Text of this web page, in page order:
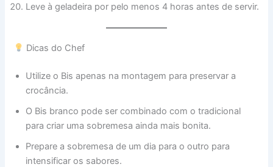
Leve à geladeira por pelo menos 4 horas antes de servir.
Dicas do Chef
Utilize o Bis apenas na montagem para preservar a
crocância.
O Bis branco pode ser combinado com o tradicional
para criar uma sobremesa ainda mais bonita.
Prepare a sobremesa de um dia para o outro para
intensificar os sabores.